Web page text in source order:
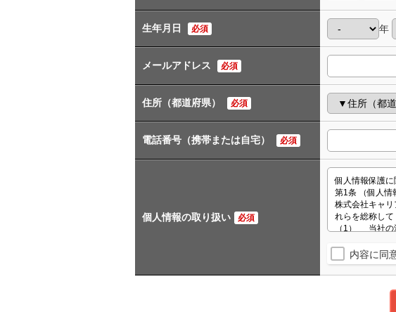
生年月日 必須 年
メールアドレス 必須
住所（都道府県） 必須
電話番号（携帯または自宅） 必須
個人情報の取り扱い 必須
内容に同